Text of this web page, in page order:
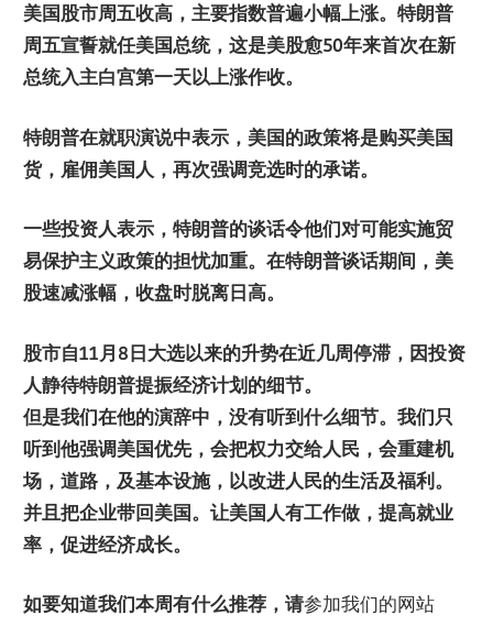
美国股市周五收高，主要指数普遍小幅上涨。特朗普
周五宣誓就任美国总统，这是美股愈50年来首次在新
总统入主白宫第一天以上涨作收。
特朗普在就职演说中表示，美国的政策将是购买美国
货，雇佣美国人，再次强调竞选时的承诺。
一些投资人表示，特朗普的谈话令他们对可能实施贸
易保护主义政策的担忧加重。在特朗普谈话期间，美
股速减涨幅，收盘时脱离日高。
股市自11月8日大选以来的升势在近几周停滞，因投资
人静待特朗普提振经济计划的细节。
但是我们在他的演辞中，没有听到什么细节。我们只
听到他强调美国优先，会把权力交给人民，会重建机
场，道路，及基本设施，以改进人民的生活及福利。
并且把企业带回美国。让美国人有工作做，提高就业
率，促进经济成长。
如要知道我们本周有什么推荐，请参加我们的网站